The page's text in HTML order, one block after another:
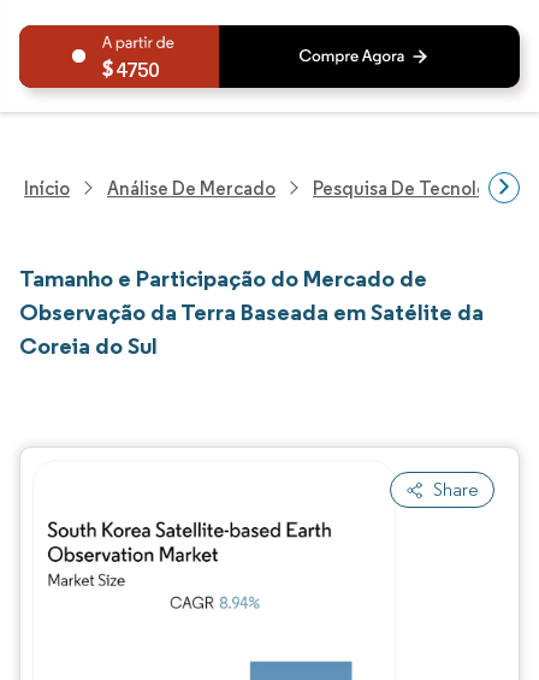
4750
Início Análise De Mercado Pesquisa De Tecnologia,
Tamanho e Participação do Mercado de
Observação da Terra Baseada em Satélite da
Coreia do Sul
Share